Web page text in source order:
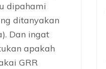
dipahami
ditanyakan
Dan ingat
apakah
GRR